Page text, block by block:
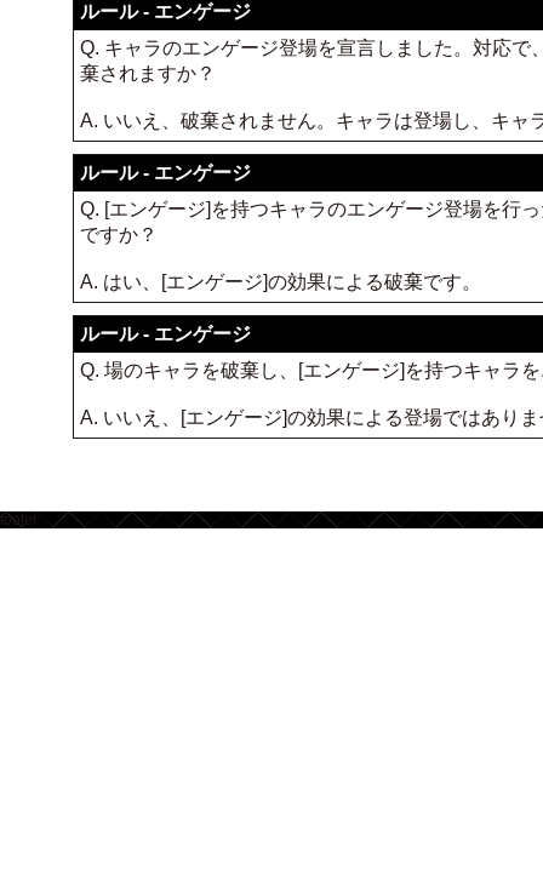
ルール - エンゲージ
Q. キャラのエンゲージ登場を宣言しました。対応
棄されますか？
A. いいえ、破棄されません。キャラは登場し、キ
ルール - エンゲージ
Q. [エンゲージ]を持つキャラのエンゲージ登場を行
ですか？
A. はい、[エンゲージ]の効果による破棄です。
ルール - エンゲージ
Q. 場のキャラを破棄し、[エンゲージ]を持つキャラ
A. いいえ、[エンゲージ]の効果による登場ではあり
footer